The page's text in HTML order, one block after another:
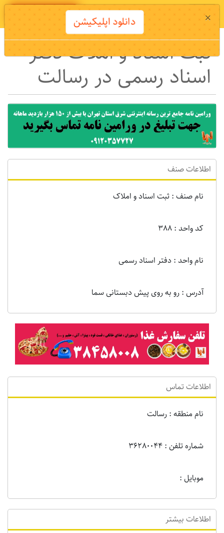
دانلود اپلیکیشن
ثبت اسناد و املاک دفتر
اسناد رسمی در رسالت
اطلاعات صنف
نام صنف : ثبت اسناد و املاک
کد واحد : 388
نام واحد : دفتر اسناد رسمی
آدرس : رو به روی پیش دبستانی سما
اطلاعات تماس
نام منطقه : رسالت
شماره تلفن : 36280044
موبایل :
اطلاعات بیشتر
× دانلود اپلیکیشن